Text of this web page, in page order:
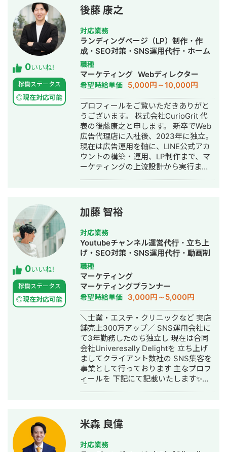
が全くなされていない ３. スクラッチ
で構築されたサイトの構造がSEO最適
化されていない ４. CVポイントが少な
すぎる ▶️実行した施策 そこで下記のよ
うな施策を3ヶ月に渡り行いました。
・競合サイトよりもビジュアルリッチ
なコンテンツになるようにリライト
（30本） ・内部リンクの設計を見直し
て、必要な新規記事の投下（30本） ・
ブロガーが使用する無料のSEO最適化
されたテーマへ変更（オウンドメディ
アのデザインも自分でやったのでコス
トをめちゃくちゃ抑えられた） ・お役
立ち資料の制作とCVポイントの設置 ・
獲得したリードへの架電による商談獲
得 ▶️結果 契約してから3ヶ月ほどで下
記のような成果を出すことに成功しま
した。 ・人材系のリード獲得メディア
件に成長 ・ホワイトペーパー製作によ
るCVポイントの創出 ・架電により10
件の商談獲得に成功 ▶️ポイント ・一人
でライティングからホワイトペーパ
ー、架電までこなす必要性がありメタ
ディスクリプションの設定等の細かい
SEO対策は完全に放棄して、内部リン
クとコンテンツの品質に全振りして施
策を実行しました。SEO対策は全部や
りたがる担当者もいますが、正直後回
しでいい施策も結構多いので、本質的
な部分にリソースにのみ投下したこと
で短期間で成果を上げることができま
した。 ○実績②：通信キャリア事業
（toC） ▶️問題・課題 契約者数を増や
すためのチャネルが欲しいというニー
ズがあり。サイトの分析を行い、下記
のような課題を抽出。 ・公式サイトが
サブドメインで、ルートドメインに対
集客チャネルが広告依存状態になって
いる状況が発生している ▶️実行した施
策 ・サブドメインからルートドメイン
ムコーポレーション（ユーペイント）
様 ご依頼内容：Web集客を依頼したい
→サイト制作、SEO対策、リスティン
グ広告運用を実施 ◎商工会・業界メデ
ィア支援例 「東村山市商工会」様 「外
壁塗装の窓口」様 ほか多数 ◎難関キー
ワードで上位表示 ・「屋根」で1位 ・
「ガルバリウム 鋼板」で1位 ・「塗り
壁」で1位 ・「外壁塗装」で3位 ・「埼
玉 リフォーム」「千葉県 外壁塗装」
「つくば市 外壁塗装」など地域キーワ
ードでも1位を多数獲得 【自己紹介】
・高校卒業後、札幌市で老舗の施工会
社に就職。職人として活動する ・
RIZAPの子会社に転職し、10年勤務。
事業部で最年少の支配人となり、新規
出店などを経験 ・副業だったマーケテ
ィング技術をもって独立 ・個人事業と
連続で150％以上の業績アップを実現
【略歴】 2018年〜2021年 ・外壁塗装
会社の集客のプロとして個人事業主で
活動 2022年〜 ・トソーマ株式会社
代表取締役 >リフォーム業・建設業
の集客支援 >SEO事業 >リスティ
ング広告事業 >ホームページ・LP制
作事業 LINE（無料相談をご希望の方）
https://s.lmes.jp/landing-
qr/2000788262-7YNDe1MK?
uLand=UGw3dP トソーマ株式会社公
式サイト https://tosoma.co.jp 無料で
相談も受け付けています。 興味がある
方は、LINEでお気軽にご連絡ください
ませ。
0いいね!
稼働ステータス
◎現在対応可能
後藤 康之
対応業務
ランディングページ（LP）制作・作
成・SEO対策・SNS運用代行・ホーム
ページ制作・作成・バナー制作・デザ
イン・リスティング広告運用代行・オ
ウンドメディア制作・構築・運用代
行・採用代行・AI活用
職種
マーケティング Webディレクター
希望時給単価 5,000円～10,000円
プロフィールをご覧いただきありがと
うございます。 株式会社CurioGrit 代
表の後藤康之と申します。 新卒でWeb
広告代理店に入社後、2023年に独立。
現在は広告運用を軸に、LINE公式アカ
ウントの構築・運用、LP制作まで、マ
ーケティングの上流設計から実行まで
す。 広告・SEO・SNSで新規流入を獲
得 → LP・導線設計でLINEに誘導 → 教
育 → CV この全体フローの設計・実行
が強みです。 ▼対応ツール・領域 GA4
/ GTM / Looker Studio / Lステップ・L
Message（エルメ）/ LP制作 / バナ
ー・動画制作 / SEO / SNS運用 ▼対応
可能な広告媒体 Google広告（検索・デ
ィスプレイ・P-MAX・YouTube）/
Yahoo!広告 / Meta広告（Facebook・
Instagram）/ LINE広告 / TikTok広告 /
X広告 / SmartNews広告 / Outbrain /
Taboola ▼代表的な実績 ・Meta広告で
ROI維持のまま月予算200万→1,200万
円まで拡大（オンラインアシスタント
事業） ・LINE友だち約9,700人獲得、
テイクアウト売上前年比121%達成（飲
食チェーン） ▼得意業界 店舗系（飲
食・美容・クリニック）/ 人材紹介 / ス
円〜 / 月額5万円〜） ②広告運用代行
（固定5万円 / 手数料20％）
0いいね!
稼働ステータス
◎現在対応可能
加藤 智裕
対応業務
Youtubeチャンネル運営代行・立ち上
げ・SEO対策・SNS運用代行・動画制
作・動画編集・営業代行
職種
マーケティング
マーケティングプランナー
希望時給単価 3,000円～5,000円
＼士業・エステ・クリニックなど 実店
舗売上300万アップ／ SNS運用会社に
て3年勤務したのち独立し 現在は合同
会社Univeresally Delightを 立ち上げ
ましてクライアント数社の SNS集客を
事業として行っております 主なプロフ
ィールを 下記にて記載いたします✨
YouTube100万人登録 ・美容系クリニ
ックYouTube約3万人登録 →集客率
200％UP ・発達療育instagram売上
100％UP ・YouTube動画100万再生 ・
米森 良偉
対応業務